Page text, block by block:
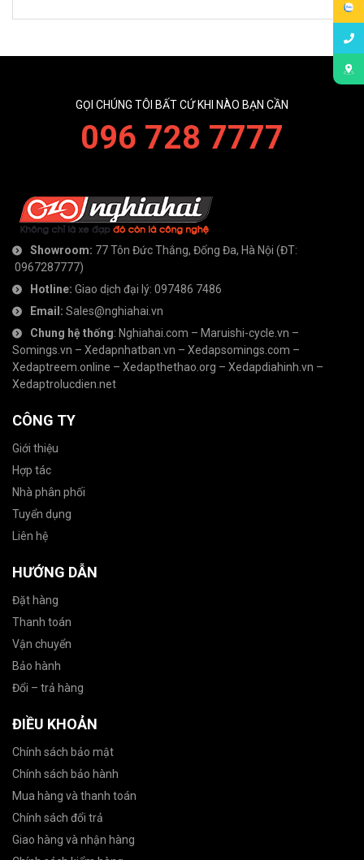
GỌI CHÚNG TÔI BẤT CỨ KHI NÀO BẠN CẦN
096 728 7777
Showroom: 77 Tôn Đức Thắng, Đống Đa, Hà Nội (ĐT:
0967287777)
Hotline: Giao dịch đại lý: 097486 7486
Email: Sales@nghiahai.vn
Chung hệ thống: Nghiahai.com – Maruishi-cycle.vn –
Somings.vn – Xedapnhatban.vn – Xedapsomings.com –
Xedaptreem.online – Xedapthethao.org – Xedapdiahinh.vn –
Xedaptrolucdien.net
CÔNG TY
Giới thiệu
Hợp tác
Nhà phân phối
Tuyển dụng
Liên hệ
HƯỚNG DẪN
Đặt hàng
Thanh toán
Vận chuyển
Bảo hành
Đổi – trả hàng
ĐIỀU KHOẢN
Chính sách bảo mật
Chính sách bảo hành
Mua hàng và thanh toán
Chính sách đổi trả
Giao hàng và nhận hàng